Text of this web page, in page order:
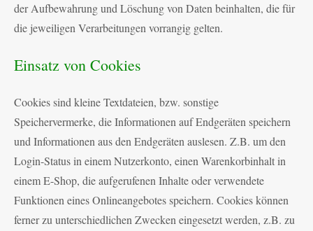
der Aufbewahrung und Löschung von Daten beinhalten, die für
die jeweiligen Verarbeitungen vorrangig gelten.
Einsatz von Cookies
Cookies sind kleine Textdateien, bzw. sonstige
Speichervermerke, die Informationen auf Endgeräten speichern
und Informationen aus den Endgeräten auslesen. Z.B. um den
Login-Status in einem Nutzerkonto, einen Warenkorbinhalt in
einem E-Shop, die aufgerufenen Inhalte oder verwendete
Funktionen eines Onlineangebotes speichern. Cookies können
ferner zu unterschiedlichen Zwecken eingesetzt werden, z.B. zu